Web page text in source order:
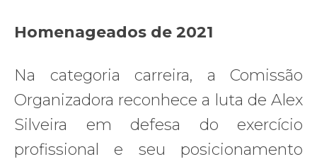
Homenageados de 2021
Na categoria carreira, a Comissão
Organizadora reconhece a luta de Alex
Silveira em defesa do exercício
profissional e seu posicionamento